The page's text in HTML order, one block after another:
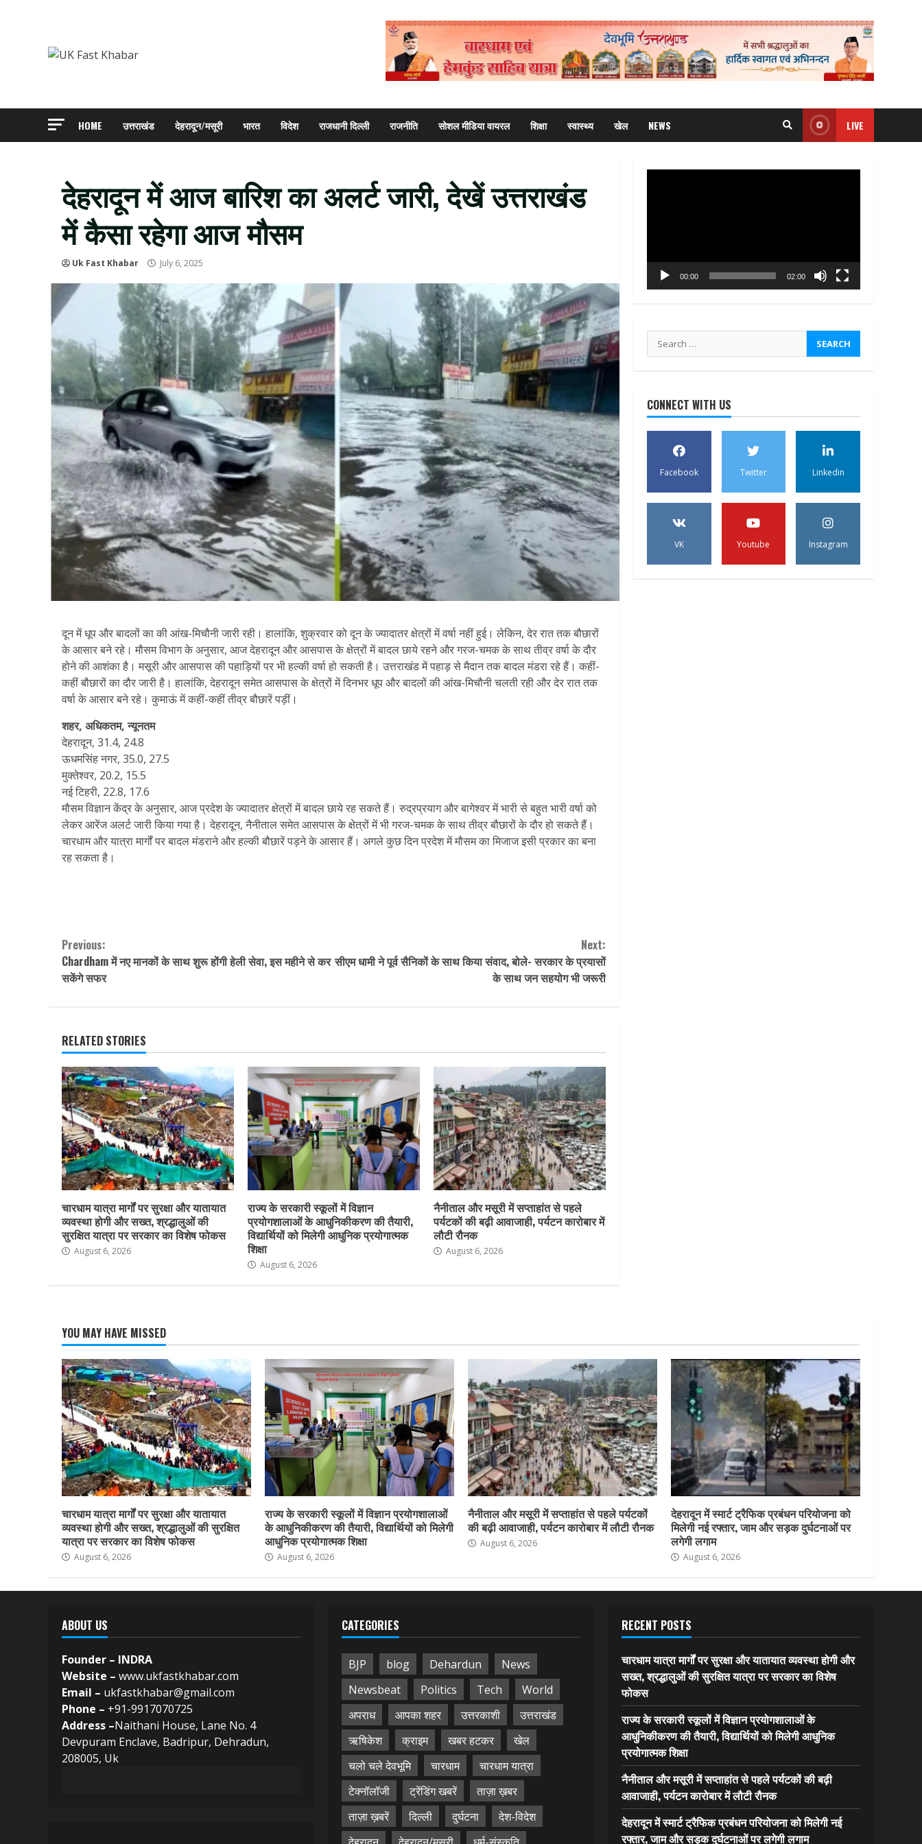
HOME उत्तराखंड देहरादून/मसूरी भारत विदेश राजधानी दिल्ली राजनीति सोशल मीडिया वायरल शिक्षा स्वास्थ्य खेल NEWS LIVE
देहरादून में आज बारिश का अलर्ट जारी, देखें उत्तराखंड
में कैसा रहेगा आज मौसम
Uk Fast Khabar July 6, 2025
दून में धूप और बादलों का की आंख-मिचौनी जारी रही। हालांकि, शुक्रवार को दून के ज्यादातर क्षेत्रों में वर्षा नहीं हुई। लेकिन, देर रात तक बौछारों
के आसार बने रहे। मौसम विभाग के अनुसार, आज देहरादून और आसपास के क्षेत्रों में बादल छाये रहने और गरज-चमक के साथ तीव्र वर्षा के दौर
होने की आशंका है। मसूरी और आसपास की पहाड़ियों पर भी हल्की वर्षा हो सकती है। उत्तराखंड में पहाड़ से मैदान तक बादल मंडरा रहे हैं। कहीं-
कहीं बौछारों का दौर जारी है। हालांकि, देहरादून समेत आसपास के क्षेत्रों में दिनभर धूप और बादलों की आंख-मिचौनी चलती रही और देर रात तक
वर्षा के आसार बने रहे। कुमाऊं में कहीं-कहीं तीव्र बौछारें पड़ीं।
शहर, अधिकतम, न्यूनतम
देहरादून, 31.4, 24.8
ऊधमसिंह नगर, 35.0, 27.5
मुक्तेश्वर, 20.2, 15.5
नई टिहरी, 22.8, 17.6
मौसम विज्ञान केंद्र के अनुसार, आज प्रदेश के ज्यादातर क्षेत्रों में बादल छाये रह सकते हैं। रुद्रप्रयाग और बागेश्वर में भारी से बहुत भारी वर्षा को
लेकर आरेंज अलर्ट जारी किया गया है। देहरादून, नैनीताल समेत आसपास के क्षेत्रों में भी गरज-चमक के साथ तीव्र बौछारों के दौर हो सकते हैं।
चारधाम और यात्रा मार्गों पर बादल मंडराने और हल्की बौछारें पड़ने के आसार हैं। अगले कुछ दिन प्रदेश में मौसम का मिजाज इसी प्रकार का बना
रह सकता है।
Continue
Reading
Previous:
Chardham में नए मानकों के साथ शुरू होंगी हेली सेवा, इस महीने से कर
सकेंगे सफर
Next:
सीएम धामी ने पूर्व सैनिकों के साथ किया संवाद, बोले- सरकार के प्रयासों
के साथ जन सहयोग भी जरूरी
RELATED STORIES
चारधाम यात्रा मार्गों पर सुरक्षा और यातायात
व्यवस्था होगी और सख्त, श्रद्धालुओं की
सुरक्षित यात्रा पर सरकार का विशेष फोकस
August 6, 2026
राज्य के सरकारी स्कूलों में विज्ञान
प्रयोगशालाओं के आधुनिकीकरण की तैयारी,
विद्यार्थियों को मिलेगी आधुनिक प्रयोगात्मक
शिक्षा
August 6, 2026
नैनीताल और मसूरी में सप्ताहांत से पहले
पर्यटकों की बढ़ी आवाजाही, पर्यटन कारोबार में
लौटी रौनक
August 6, 2026
00:00 02:00
Search
for:
CONNECT WITH US
Facebook Twitter Linkedin
VK Youtube Instagram
YOU MAY HAVE MISSED
चारधाम यात्रा मार्गों पर सुरक्षा और यातायात
व्यवस्था होगी और सख्त, श्रद्धालुओं की सुरक्षित
यात्रा पर सरकार का विशेष फोकस
August 6, 2026
राज्य के सरकारी स्कूलों में विज्ञान प्रयोगशालाओं
के आधुनिकीकरण की तैयारी, विद्यार्थियों को मिलेगी
आधुनिक प्रयोगात्मक शिक्षा
August 6, 2026
नैनीताल और मसूरी में सप्ताहांत से पहले पर्यटकों
की बढ़ी आवाजाही, पर्यटन कारोबार में लौटी रौनक
August 6, 2026
देहरादून में स्मार्ट ट्रैफिक प्रबंधन परियोजना को
मिलेगी नई रफ्तार, जाम और सड़क दुर्घटनाओं पर
लगेगी लगाम
August 6, 2026
ABOUT US
Founder – INDRA
Website – www.ukfastkhabar.com
Email – ukfastkhabar@gmail.com
Phone – +91-9917070725
Address –Naithani House, Lane No. 4
Devpuram Enclave, Badripur, Dehradun,
208005, Uk
CATEGORIES
BJP blog Dehardun
News
Newsbeat
Politics Tech
World
अपराध
आपका शहर उत्तरकाशी
उत्तराखंड
ऋषिकेश
क्राइम खबर हटकर
खेल
चलो चले देवभूमि
चारधाम
चारधाम यात्रा
टेक्नॉलॉजी
ट्रेंडिंग खबरें
ताज़ा ख़बर
ताज़ा ख़बरें
दिल्ली दुर्घटना
देश-विदेश
RECENT POSTS
चारधाम यात्रा मार्गों पर सुरक्षा और यातायात व्यवस्था होगी और
सख्त, श्रद्धालुओं की सुरक्षित यात्रा पर सरकार का विशेष
फोकस
राज्य के सरकारी स्कूलों में विज्ञान प्रयोगशालाओं के
आधुनिकीकरण की तैयारी, विद्यार्थियों को मिलेगी आधुनिक
प्रयोगात्मक शिक्षा
नैनीताल और मसूरी में सप्ताहांत से पहले पर्यटकों की बढ़ी
आवाजाही, पर्यटन कारोबार में लौटी रौनक
देहरादून में स्मार्ट ट्रैफिक प्रबंधन परियोजना को मिलेगी नई
रफ्तार, जाम और सड़क दुर्घटनाओं पर लगेगी लगाम